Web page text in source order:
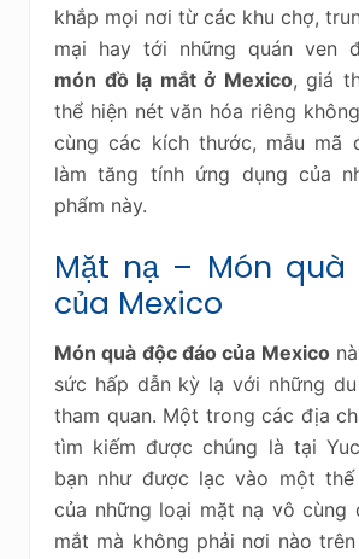
khắp mọi nơi từ các khu chợ,
mại hay tới những quán ven
món đồ lạ mắt ở Mexico, giá
thể hiện nét văn hóa riêng
cùng các kích thước, mẫu mã
làm tăng tính ứng dụng của
phẩm này.
Mặt nạ – Món quà
của Mexico
Món quà độc đáo của Mexico
sức hấp dẫn kỳ lạ với những
tham quan. Một trong các địa
tìm kiếm được chúng là tại
bạn như được lạc vào một
của những loại mặt nạ vô cùng
mắt mà không phải nơi nào